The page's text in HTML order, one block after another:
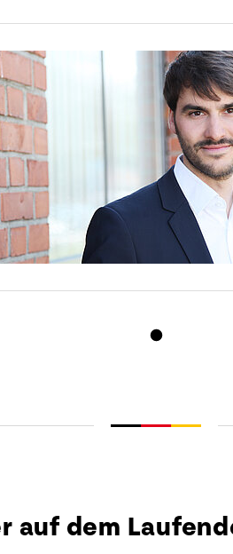
auf dem
honorarfrei
Bildquelle:
Sporthilfe
Download